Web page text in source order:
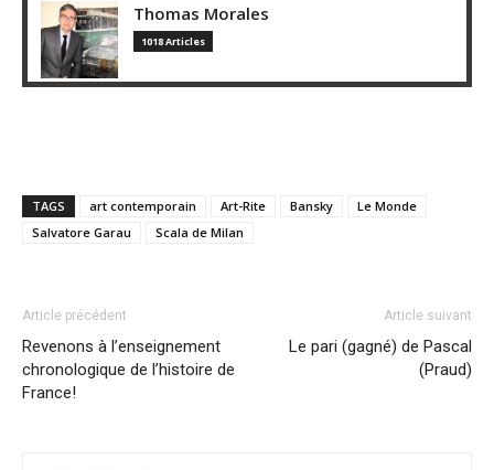
Thomas Morales
1018 Articles
TAGS art contemporain Art-Rite Bansky
Le Monde
Salvatore Garau
Scala de Milan
Article précédent
Revenons à l’enseignement
chronologique de l’histoire de
France!
Article suivant
Le pari (gagné) de Pascal
(Praud)